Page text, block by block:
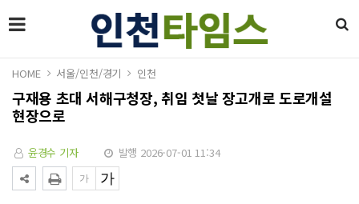
HOME 서울/인천/경기 인천
구재용 초대 서해구청장, 취임 첫날 장고개로 도로개설
현장으로
윤경수 기자 발행 2026-07-01 11:34